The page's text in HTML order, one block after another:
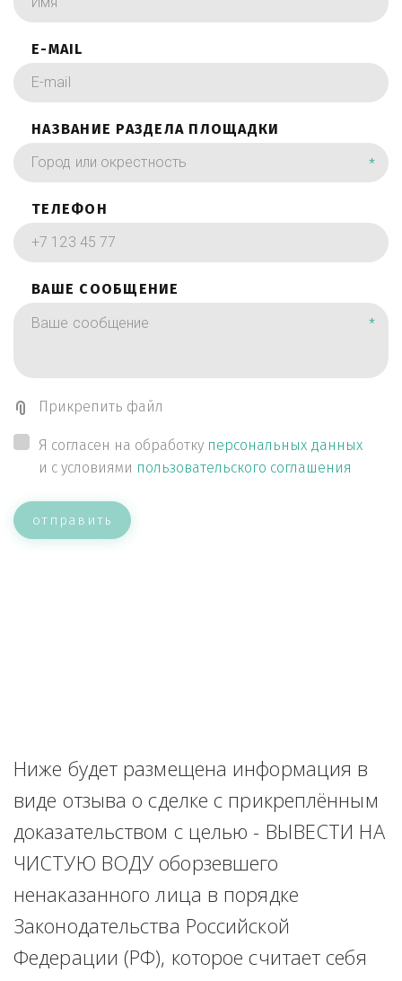
E-MAIL
НАЗВАНИЕ РАЗДЕЛА ПЛОЩАДКИ
*
ТЕЛЕФОН
ВАШЕ СООБЩЕНИЕ
*
Прикрепить файл
Я согласен на обработку персональных данных
и с условиями пользовательского соглашения
отправить
Ниже будет размещена информация в
виде отзыва о сделке с прикреплённым
доказательством с целью - ВЫВЕСТИ НА
ЧИСТУЮ ВОДУ оборзевшего
ненаказанного лица в порядке
Законодательства Российской
Федерации (РФ), которое считает себя